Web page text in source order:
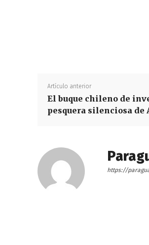
Artículo anterior
El buque chileno de
pesquera silenciosa de
https://